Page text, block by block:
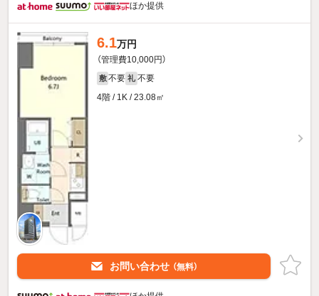
ほか提供
6.1万円
（管理費10,000円）
敷 不要 礼 不要
4階 / 1K / 23.08㎡
お問い合わせ （無料）